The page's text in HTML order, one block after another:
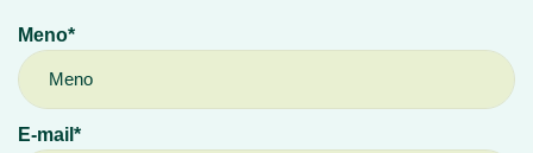
Meno*
E-mail*